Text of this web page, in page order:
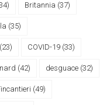
Britannia (37)
(35)
(23) COVID-19 (33)
(42) desguace (32)
(49)